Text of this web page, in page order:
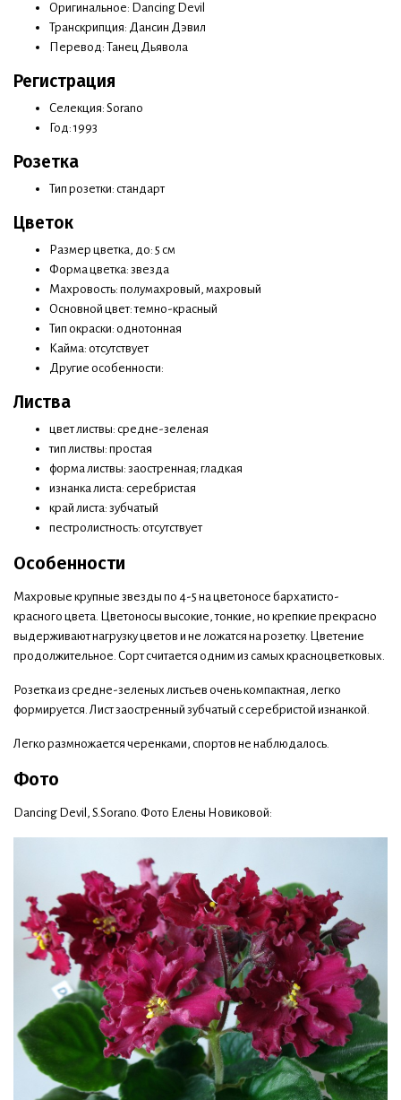
Оригинальное: Dancing Devil
Транскрипция: Дансин Дэвил
Перевод: Танец Дьявола
Регистрация
Селекция: Sorano
Год: 1993
Розетка
Тип розетки: стандарт
Цветок
Размер цветка, до: 5 см
Форма цветка: звезда
Махровость: полумахровый, махровый
Основной цвет: темно-красный
Тип окраски: однотонная
Кайма: отсутствует
Другие особенности:
Листва
цвет листвы: средне-зеленая
тип листвы: простая
форма листвы: заостренная; гладкая
изнанка листа: серебристая
край листа: зубчатый
пестролистность: отсутствует
Особенности
Махровые крупные звезды по 4-5 на цветоносе бархатисто-
красного цвета. Цветоносы высокие, тонкие, но крепкие прекрасно
выдерживают нагрузку цветов и не ложатся на розетку. Цветение
продолжительное. Сорт считается одним из самых красноцветковых.
Розетка из средне-зеленых листьев очень компактная, легко
формируется. Лист заостренный зубчатый с серебристой изнанкой.
Легко размножается черенками, спортов не наблюдалось.
Фото
Dancing Devil, S.Sorano. Фото Елены Новиковой: